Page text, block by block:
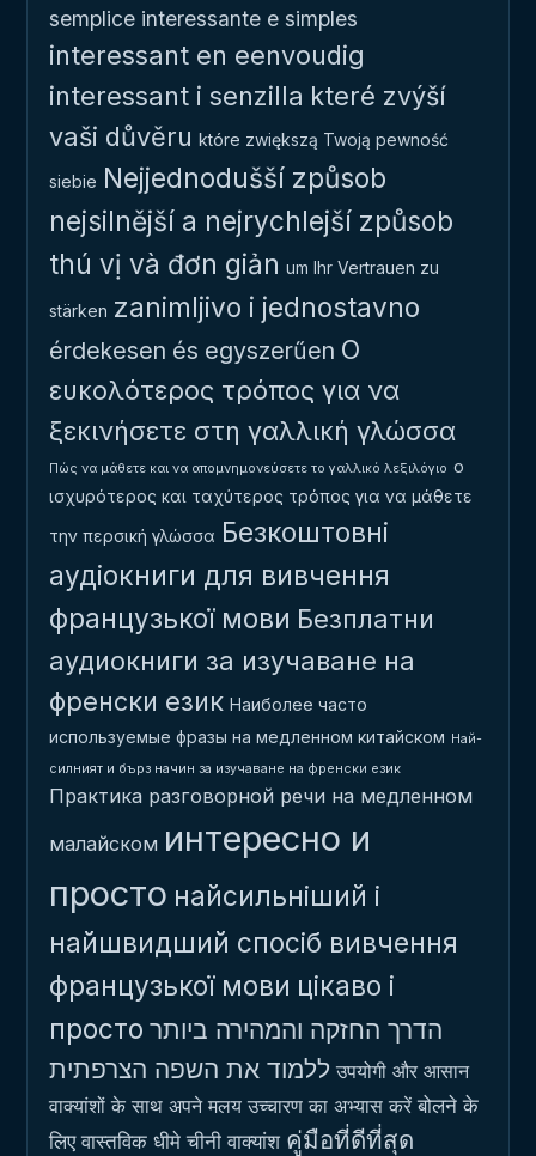
semplice interessante e simples
interessant en eenvoudig
interessant i senzilla které zvýší
vaši důvěru które zwiększą Twoją pewność
siebie Nejjednodušší způsob
nejsilnější a nejrychlejší způsob
thú vị và đơn giản um Ihr Vertrauen zu
stärken zanimljivo i jednostavno
érdekesen és egyszerűen Ο
ευκολότερος τρόπος για να
ξεκινήσετε στη γαλλική γλώσσα
Πώς να μάθετε και να απομνημονεύσετε το γαλλικό λεξιλόγιο ο
ισχυρότερος και ταχύτερος τρόπος για να μάθετε
την περσική γλώσσα Безкоштовні
аудіокниги для вивчення
французької мови Безплатни
аудиокниги за изучаване на
френски език Наиболее часто
используемые фразы на медленном китайском Най-
силният и бърз начин за изучаване на френски език
Практика разговорной речи на медленном
малайском интересно и
просто найсильніший і
найшвидший спосіб вивчення
французької мови цікаво і
просто הדרך החזקה והמהירה ביותר
ללמוד את השפה הצרפתית उपयोगी और आसान
वाक्यांशों के साथ अपने मलय उच्चारण का अभ्यास करें बोलने के
लिए वास्तविक धीमे चीनी वाक्यांश คู่มือที่ดีที่สุด